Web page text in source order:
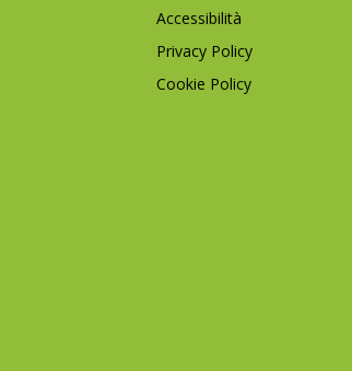
Accessibilità
Privacy Policy
Cookie Policy